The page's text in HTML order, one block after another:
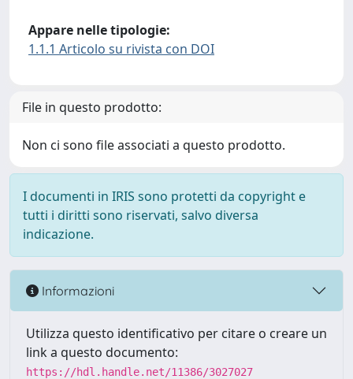
Appare nelle tipologie:
1.1.1 Articolo su rivista con DOI
File in questo prodotto:
Non ci sono file associati a questo prodotto.
I documenti in IRIS sono protetti da copyright e
tutti i diritti sono riservati, salvo diversa
indicazione.
Informazioni
Utilizza questo identificativo per citare o creare un
link a questo documento:
https://hdl.handle.net/11386/3027027